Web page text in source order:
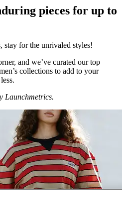
pieces for up to
stay for the unrivaled styles!
and we’ve curated our top
collections to add to your
Launchmetrics.